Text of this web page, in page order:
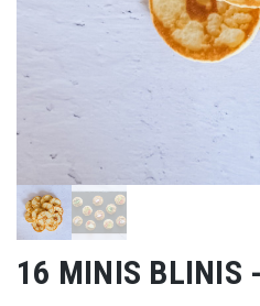
16 MINIS BLINIS